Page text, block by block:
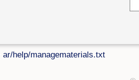
ar/help/managematerials.txt